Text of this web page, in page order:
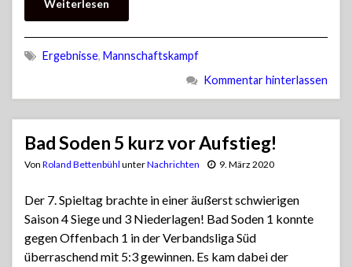
Weiterlesen
Ergebnisse, Mannschaftskampf
Kommentar hinterlassen
Bad Soden 5 kurz vor Aufstieg!
Von Roland Bettenbühl unterNachrichten 9. März 2020
Der 7. Spieltag brachte in einer äußerst schwierigen
Saison 4 Siege und 3 Niederlagen! Bad Soden 1 konnte
gegen Offenbach 1 in der Verbandsliga Süd
überraschend mit 5:3 gewinnen. Es kam dabei der